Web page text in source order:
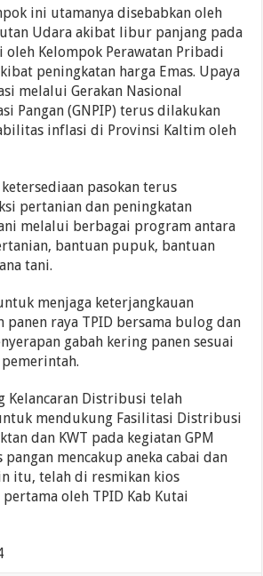
ini utamanya disebabkan oleh
Udara akibat libur panjang pada
Kelompok Perawatan Pribadi
peningkatan harga Emas. Upaya
melalui Gerakan Nasional
Pangan (GNPIP) terus dilakukan
inflasi di Provinsi Kaltim oleh
pasokan terus
pertanian dan peningkatan
melalui berbagai program antara
bantuan pupuk, bantuan
tani.
menjaga keterjangkauan
panen raya TPID bersama bulog dan
gabah kering panen sesuai
Kelancaran Distribusi telah
mendukung Fasilitasi Distribusi
dan KWT pada kegiatan GPM
mencakup aneka cabai dan
itu, telah di resmikan kios
oleh TPID Kab Kutai